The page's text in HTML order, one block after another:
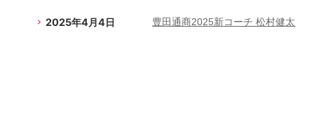
2025年4月4日 豊田通商2025新コーチ 松村健太